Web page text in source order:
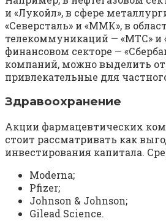
и «Лукойл», в сфере
«Северсталь» и «ММК», в
телекоммуникаций — «МТС» и
финансовом секторе —
компаний, можно выделить
привлекательные для
Здравоохранение
Акции фармацевтических
стоит рассматривать как
инвестирования капитала.
Moderna;
Pfizer;
Johnson & Johnson;
Gilead Science.